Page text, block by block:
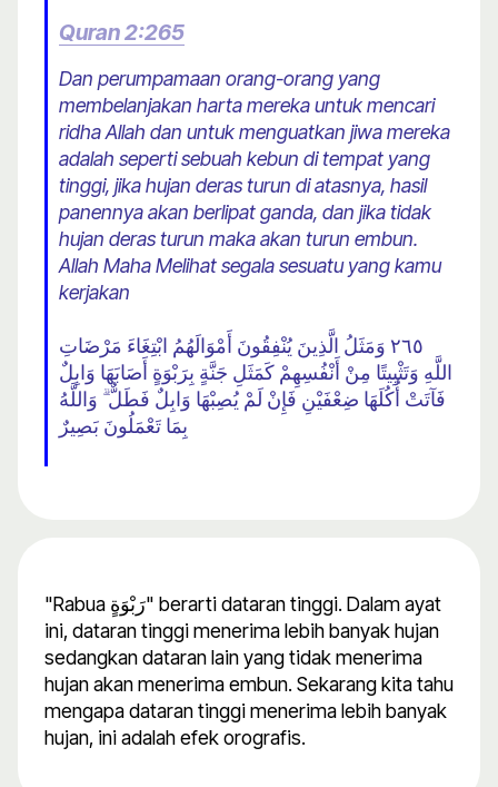
Quran 2:265
Dan perumpamaan orang-orang yang
membelanjakan harta mereka untuk mencari
ridha Allah dan untuk menguatkan jiwa mereka
adalah seperti sebuah kebun di tempat yang
tinggi, jika hujan deras turun di atasnya, hasil
panennya akan berlipat ganda, dan jika tidak
hujan deras turun maka akan turun embun.
Allah Maha Melihat segala sesuatu yang kamu
kerjakan
٢٦٥ وَمَثَلُ الَّذِينَ يُنْفِقُونَ أَمْوَالَهُمُ ابْتِغَاءَ مَرْضَاتِ
اللَّهِ وَتَثْبِيتًا مِنْ أَنْفُسِهِمْ كَمَثَلِ جَنَّةٍ بِرَبْوَةٍ أَصَابَهَا وَابِلٌ
فَآتَتْ أُكُلَهَا ضِعْفَيْنِ فَإِنْ لَمْ يُصِبْهَا وَابِلٌ فَطَلٌّ ۗ وَاللَّهُ
بِمَا تَعْمَلُونَ بَصِيرٌ
"Rabua رَبْوَةٍ" berarti dataran tinggi. Dalam ayat
ini, dataran tinggi menerima lebih banyak hujan
sedangkan dataran lain yang tidak menerima
hujan akan menerima embun. Sekarang kita tahu
mengapa dataran tinggi menerima lebih banyak
hujan, ini adalah efek orografis.